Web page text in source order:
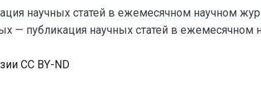
научных статей в ежемесячном научном
— публикация научных статей в ежемесячном
CC BY-ND